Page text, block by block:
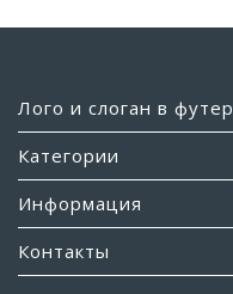
Лого и слоган в
Категории
Информация
Контакты